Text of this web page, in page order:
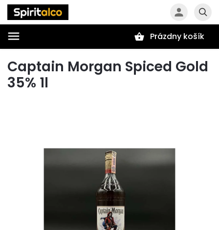
Prázdny košík
Captain Morgan Spiced Gold
35% 1l